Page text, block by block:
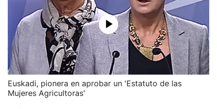
Euskadi, pionera en aprobar un 'Estatuto de las
Mujeres Agricultoras'